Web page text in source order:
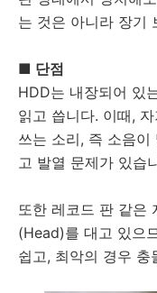
는 것은 아니라 장기
■ 단점
HDD는 내장되어 있
읽고 씁니다. 이때,
쓰는 소리, 즉 소음
고 발열 문제가 있습
또한 레코드 판 같은
(Head)를 대고 있으
쉽고, 최악의 경우 충